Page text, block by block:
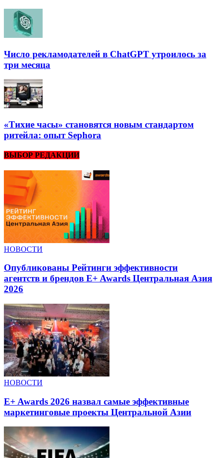
Число рекламодателей в ChatGPT утроилось за
три месяца
«Тихие часы» становятся новым стандартом
ритейла: опыт Sephora
ВЫБОР РЕДАКЦИИ
НОВОСТИ
Опубликованы Рейтинги эффективности
агентств и брендов E+ Awards Центральная Азия
2026
НОВОСТИ
E+ Awards 2026 назвал самые эффективные
маркетинговые проекты Центральной Азии